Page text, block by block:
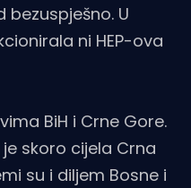
U
ni HEP-ova
BiH i Crne Gore.
skoro cijela Crna
su i diljem Bosne i